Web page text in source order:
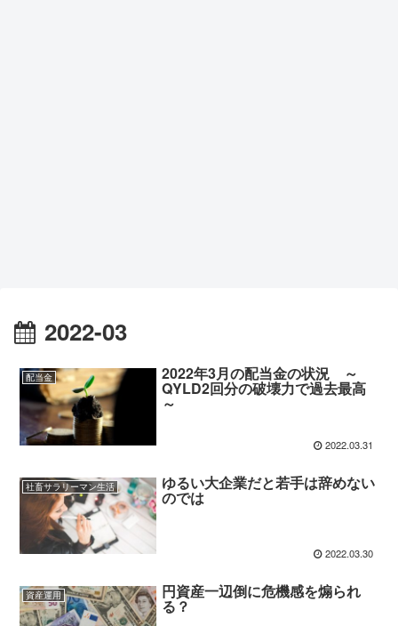
2022-03
配当金 2022年3月の配当金の状況 ～
QYLD2回分の破壊力で過去最高
～
2022.03.31
社畜サラリーマン生活 ゆるい大企業だと若手は辞めない
のでは
2022.03.30
資産運用 円資産一辺倒に危機感を煽られ
る？